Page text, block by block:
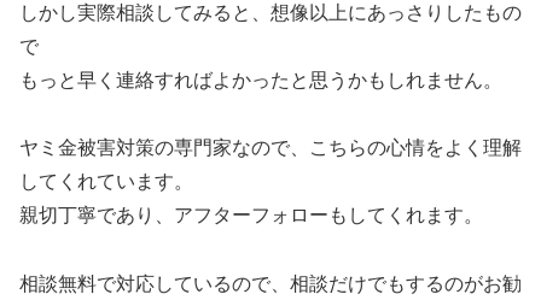
しかし実際相談してみると、想像以上にあっさりしたもの
で
もっと早く連絡すればよかったと思うかもしれません。
ヤミ金被害対策の専門家なので、こちらの心情をよく理解
してくれています。
親切丁寧であり、アフターフォローもしてくれます。
相談無料で対応しているので、相談だけでもするのがお勧